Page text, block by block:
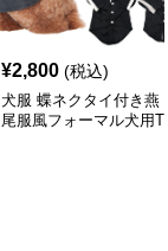
¥2,800 (税込)
犬服 蝶ネクタイ付き燕
尾服風フォーマル犬用T